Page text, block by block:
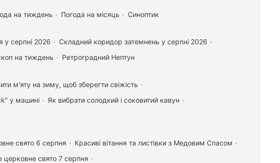
на тиждень Погода на місяць Синоптик
у серпні 2026
Складний коридор затемнень у серпні 2026
на тиждень Ретроградний Нептун
м'яту на зиму, щоб зберегти свіжість
у машині
Як вибрати солодкий і соковитий кавун
свято 6 серпня
Красиві вітання та листівки з Медовим Спасом
церковне свято 7 серпня